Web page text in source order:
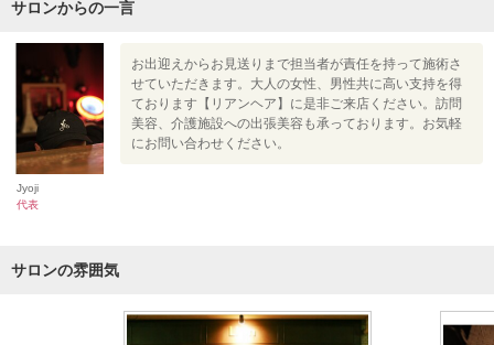
サロンからの一言
Jyoji
代表
お出迎えからお見送りまで担当者が責任を持って施術さ
せていただきます。大人の女性、男性共に高い支持を得
ております【リアンヘア】に是非ご来店ください。訪問
美容、介護施設への出張美容も承っております。お気軽
にお問い合わせください。
サロンの雰囲気